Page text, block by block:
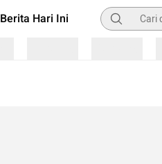
Berita Hari Ini Pencarian